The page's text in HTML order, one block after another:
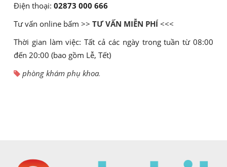
Điện thoại: 02873 000 666
Tư vấn online bấm >> TƯ VẤN MIỄN PHÍ <<<
Thời gian làm việc: Tất cả các ngày trong tuần từ 08:00
đến 20:00 (bao gồm Lễ, Tết)
phòng khám phụ khoa.